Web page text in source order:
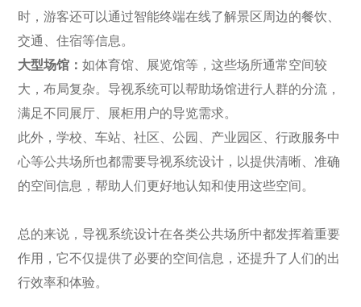
时，游客还可以通过智能终端在线了解景区周边的餐饮、
交通、住宿等信息。
大型场馆：如体育馆、展览馆等，这些场所通常空间较
大，布局复杂。导视系统可以帮助场馆进行人群的分流，
满足不同展厅、展柜用户的导览需求。
此外，学校、车站、社区、公园、产业园区、行政服务中
心等公共场所也都需要导视系统设计，以提供清晰、准确
的空间信息，帮助人们更好地认知和使用这些空间。
总的来说，导视系统设计在各类公共场所中都发挥着重要
作用，它不仅提供了必要的空间信息，还提升了人们的出
行效率和体验。